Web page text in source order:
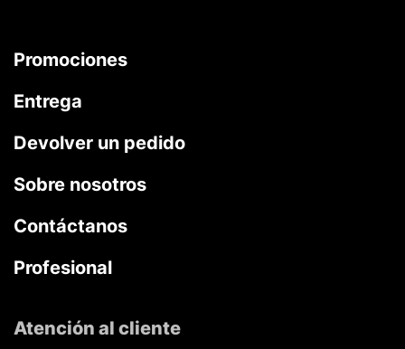
Promociones
Entrega
Devolver un pedido
Sobre nosotros
Contáctanos
Profesional
Atención al cliente